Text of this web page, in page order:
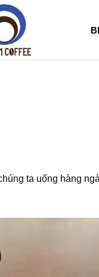
ta uống hàng